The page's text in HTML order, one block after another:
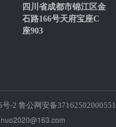
四川省成都市锦江区金
石路166号天府宝座C
座903
-2 鲁公网安备37162502000551